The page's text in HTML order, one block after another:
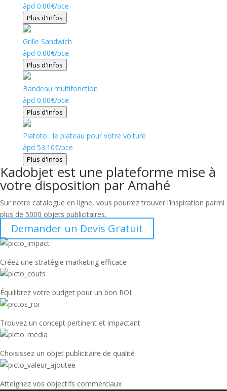
àpd 0.00€/pce
Plus d'infos
Grille Sandwich
àpd 0.00€/pce
Plus d'infos
Bandeau multifonction
àpd 0.00€/pce
Plus d'infos
Platoto : le plateau pour votre voiture
àpd 53.10€/pce
Plus d'infos
Kadobjet est une plateforme mise à
votre disposition par Amahé
Sur notre catalogue en ligne, vous pourrez trouver l’inspiration parmi
plus de 5000 objets publicitaires.
Demander un Devis Gratuit
Créez une stratégie marketing efficace
Équilibrez votre budget pour un bon ROI
Trouvez un concept pertinent et impactant
Choisissez un objet publicitaire de qualité
Atteignez vos objectifs commerciaux